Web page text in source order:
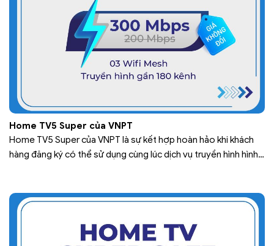
Home TV5 Super của VNPT
Home TV5 Super của VNPT là sự kết hợp hoàn hảo khi khách
hàng đăng ký có thể sử dụng cùng lúc dịch vụ truyền hình hình
cung cấp bởi Tập…